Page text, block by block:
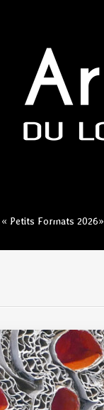
« Petits Formats 2026»